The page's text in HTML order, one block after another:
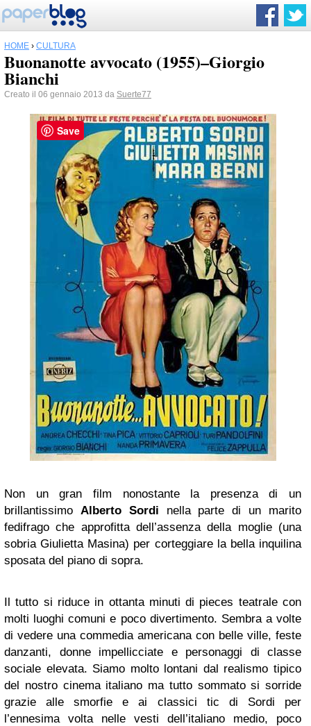
HOME › CULTURA
Buonanotte avvocato (1955)–Giorgio
Bianchi
Creato il 06 gennaio 2013 da Suerte77
Non un gran film nonostante la presenza di un
brillantissimo Alberto Sordi nella parte di un marito
fedifrago che approfitta dell’assenza della moglie (una
sobria Giulietta Masina) per corteggiare la bella inquilina
sposata del piano di sopra.
Il tutto si riduce in ottanta minuti di pieces teatrale con
molti luoghi comuni e poco divertimento. Sembra a volte
di vedere una commedia americana con belle ville, feste
danzanti, donne impellicciate e personaggi di classe
sociale elevata. Siamo molto lontani dal realismo tipico
del nostro cinema italiano ma tutto sommato si sorride
grazie alle smorfie e ai classici tic di Sordi per
l’ennesima volta nelle vesti dell’italiano medio, poco
Save